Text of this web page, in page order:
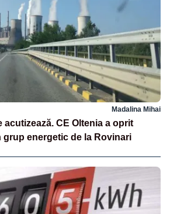
Madalina Mihai
acutizează. CE Oltenia a oprit
grup energetic de la Rovinari